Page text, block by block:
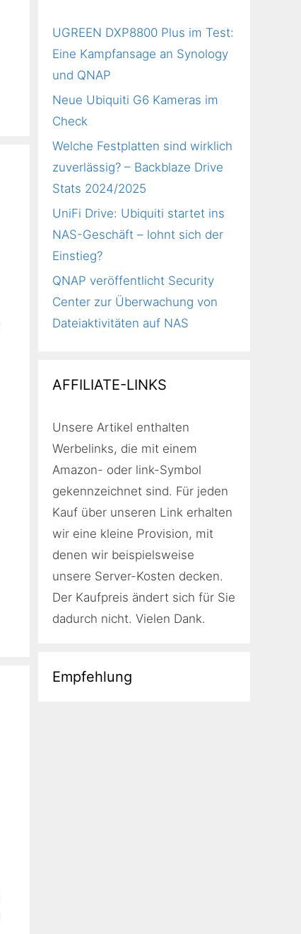
UGREEN DXP8800 Plus im Test:
Eine Kampfansage an Synology
und QNAP
Neue Ubiquiti G6 Kameras im
Check
Welche Festplatten sind wirklich
zuverlässig? – Backblaze Drive
Stats 2024/2025
UniFi Drive: Ubiquiti startet ins
NAS-Geschäft – lohnt sich der
Einstieg?
QNAP veröffentlicht Security
Center zur Überwachung von
Dateiaktivitäten auf NAS
AFFILIATE-LINKS
Unsere Artikel enthalten
Werbelinks, die mit einem
Amazon- oder link-Symbol
gekennzeichnet sind. Für jeden
Kauf über unseren Link erhalten
wir eine kleine Provision, mit
denen wir beispielsweise
unsere Server-Kosten decken.
Der Kaufpreis ändert sich für Sie
dadurch nicht. Vielen Dank.
Empfehlung